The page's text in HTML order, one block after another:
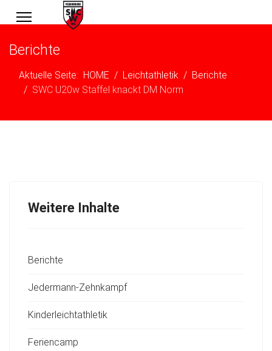
Berichte
Aktuelle Seite: HOME Leichtathletik
Berichte
SWC U20w Staffel knackt DM Norm
Weitere Inhalte
Berichte
Jedermann-Zehnkampf
Kinderleichtathletik
Feriencamp